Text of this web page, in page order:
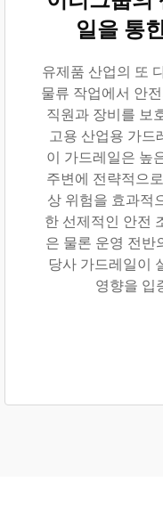
일을 통
유제품 산업의 또
물류 작업에서 안
직원과 장비를 보
고용 산업용 가드
이 가드레일은 높
주변에 전략적으
상 위험을 효과적
한 선제적인 안전
은 물론 운영 전반
당사 가드레일이
영향을 입